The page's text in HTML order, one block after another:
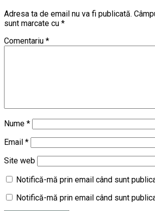
Adresa ta de email nu va fi publicată.
sunt marcate cu *
Comentariu *
Nume *
Email *
Site web
Notifică-mă prin email când sunt
Notifică-mă prin email când sunt